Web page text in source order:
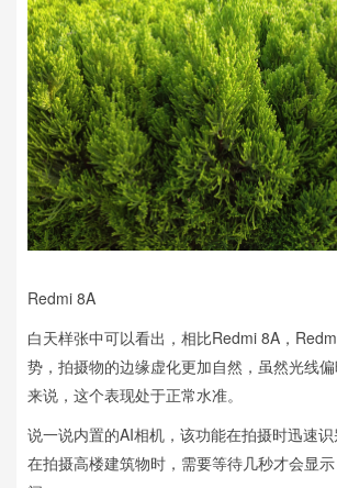
Redmi 8A
白天样张中可以看出，相比Redmi 8A，
势，拍摄物的边缘虚化更加自然，虽然光线
来说，这个表现处于正常水准。
说一说内置的AI相机，该功能在拍摄时迅速
在拍摄高楼建筑物时，需要等待几秒才会显